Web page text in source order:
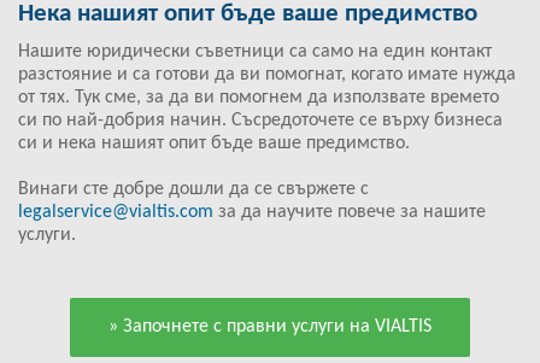
Нека нашият опит бъде ваше предимство
Нашите юридически съветници са само на един контакт
разстояние и са готови да ви помогнат, когато имате нужда
от тях. Тук сме, за да ви помогнем да използвате времето
си по най-добрия начин. Съсредоточете се върху бизнеса
си и нека нашият опит бъде ваше предимство.
Винаги сте добре дошли да се свържете с
legalservice@vialtis.com за да научите повече за нашите
услуги.
» Започнете с правни услуги на VIALTIS